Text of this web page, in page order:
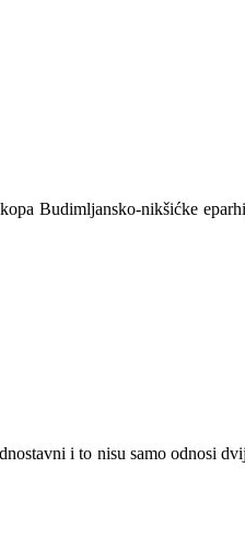
Budimljansko-nikšićke
i to nisu samo odnosi